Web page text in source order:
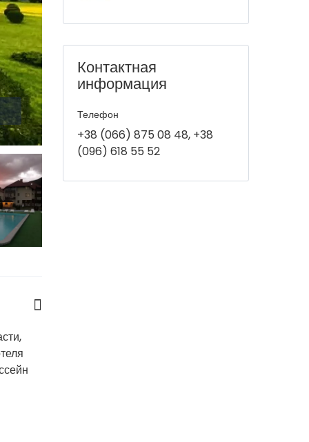
Контактная
информация
Телефон
+38 (066) 875 08 48, +38
(096) 618 55 52